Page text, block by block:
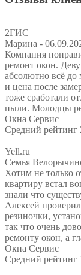
2ГИС
Марина -
Компания
ремонт окон.
абсолютно всё до
и цена после
тоже сработали
пыли. Молодцы
Окна Сервис
Средний рейтинг
Yell.ru
Семья
Хотим не только
квартиру встал
знали что
Алексей
резиночки,
так что очень
ремонту окон, а
Окна Сервис
Средний рейтинг